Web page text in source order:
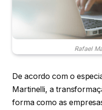
Rafael
De acordo com o
Martinelli, a
forma como as